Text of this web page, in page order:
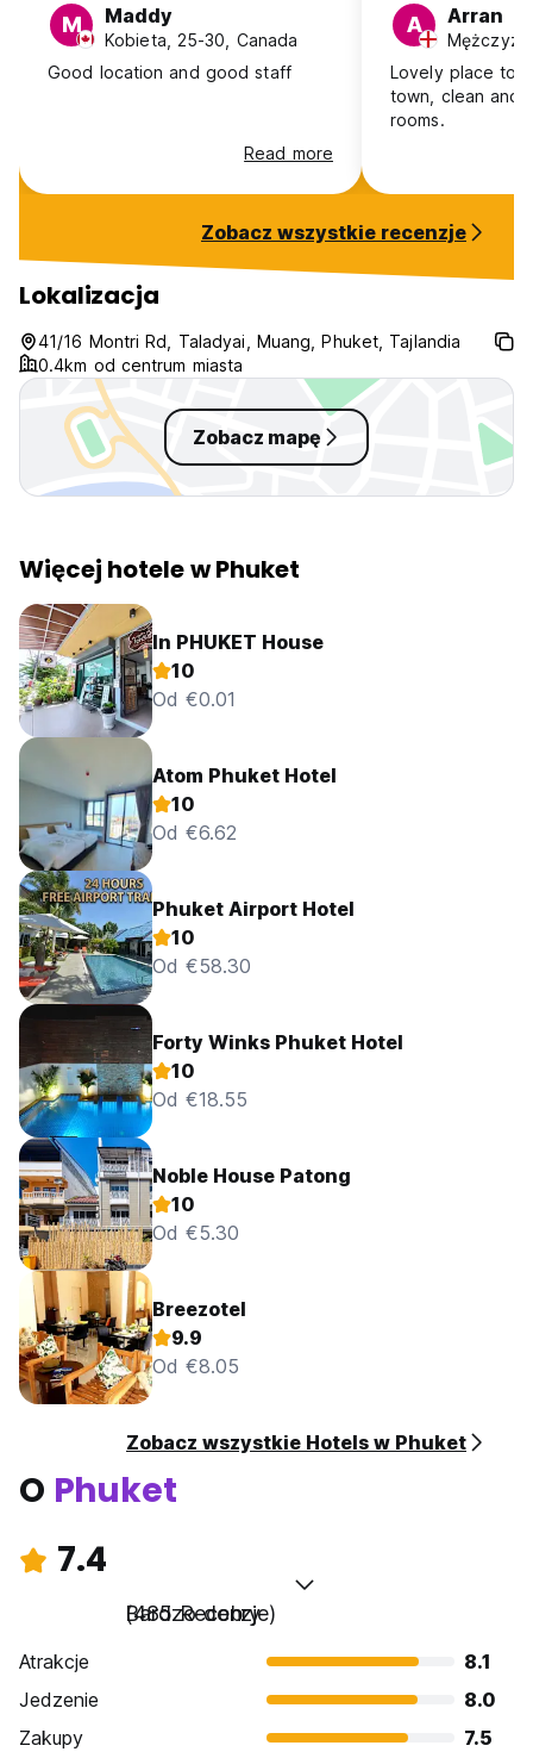
M Maddy
Kobieta, 25-30, Canada
Good location and good staff
Read more
A Arran
Lovely place to
town, clean and
rooms.
Zobacz wszystkie recenzje
Lokalizacja
41/16 Montri Rd, Taladyai, Muang, Phuket, Tajlandia
0.4km od centrum miasta
Zobacz mapę
Więcej hotele w Phuket
In PHUKET House
10
Od €0.01
Atom Phuket Hotel
10
Od €6.62
Phuket Airport Hotel
10
Od €58.30
Forty Winks Phuket Hotel
10
Od €18.55
Noble House Patong
10
Od €5.30
Breezotel
9.9
Od €8.05
Zobacz wszystkie Hotels w Phuket
O Phuket
7.4
Bardzo dobry
(485 Recenzje)
Atrakcje
8.1
Jedzenie
8.0
Zakupy
7.5